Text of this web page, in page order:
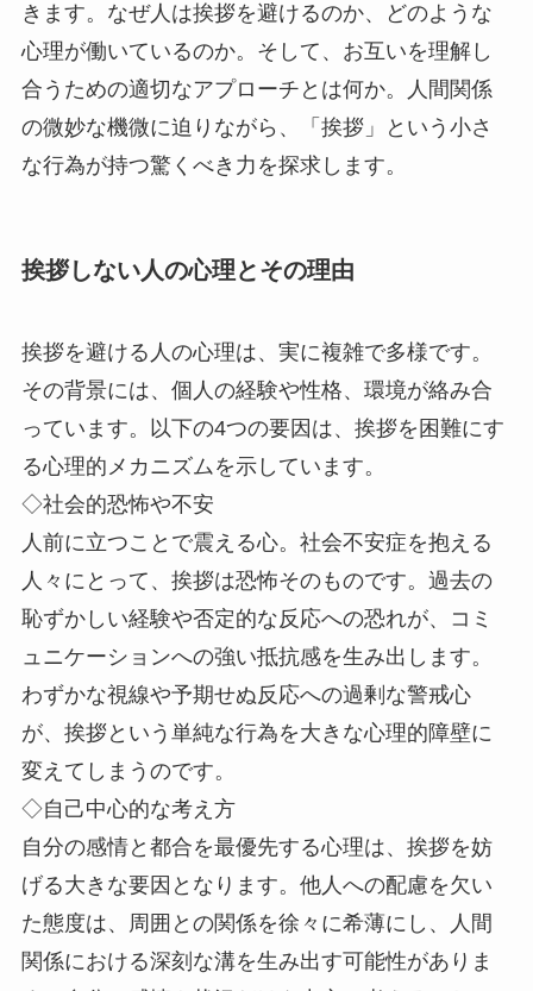
きます。なぜ人は挨拶を避けるのか、どのような
心理が働いているのか。そして、お互いを理解し
合うための適切なアプローチとは何か。人間関係
の微妙な機微に迫りながら、「挨拶」という小さ
な行為が持つ驚くべき力を探求します。
挨拶しない人の心理とその理由
挨拶を避ける人の心理は、実に複雑で多様です。
その背景には、個人の経験や性格、環境が絡み合
っています。以下の4つの要因は、挨拶を困難にす
る心理的メカニズムを示しています。
◇社会的恐怖や不安
人前に立つことで震える心。社会不安症を抱える
人々にとって、挨拶は恐怖そのものです。過去の
恥ずかしい経験や否定的な反応への恐れが、コミ
ュニケーションへの強い抵抗感を生み出します。
わずかな視線や予期せぬ反応への過剰な警戒心
が、挨拶という単純な行為を大きな心理的障壁に
変えてしまうのです。
◇自己中心的な考え方
自分の感情と都合を最優先する心理は、挨拶を妨
げる大きな要因となります。他人への配慮を欠い
た態度は、周囲との関係を徐々に希薄にし、人間
関係における深刻な溝を生み出す可能性がありま